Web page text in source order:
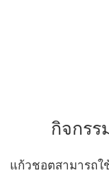
กิจกรร
แก้วชอตสามารถใ